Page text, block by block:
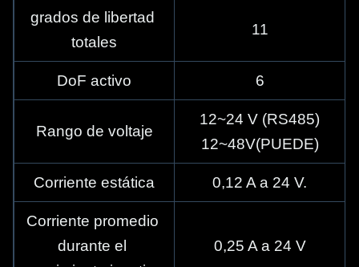
grados de libertad
totales
11
DoF activo 6
Rango de voltaje
12~24 V (RS485)
12~48V(PUEDE)
Corriente estática 0,12 A a 24 V.
Corriente promedio
durante el
0,25 A a 24 V